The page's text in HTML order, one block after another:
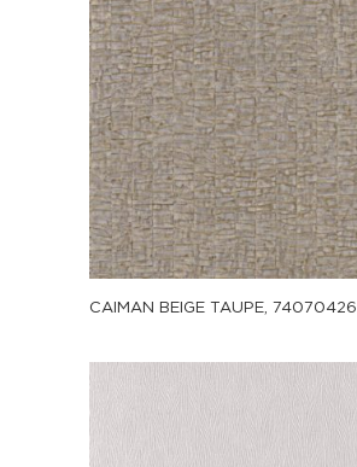
CAIMAN BEIGE TAUPE, 74070426